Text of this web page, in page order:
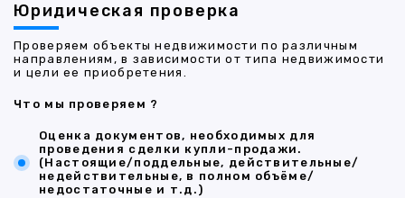
Юридическая проверка
Проверяем объекты недвижимости по различным
направлениям, в зависимости от типа недвижимости
и цели ее приобретения.
Что мы проверяем ?
Оценка документов, необходимых для
проведения сделки купли-продажи.
(Настоящие/поддельные, действительные/
недействительные, в полном объёме/
недостаточные и т.д.)